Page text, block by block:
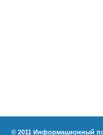
© 2011 Информационный